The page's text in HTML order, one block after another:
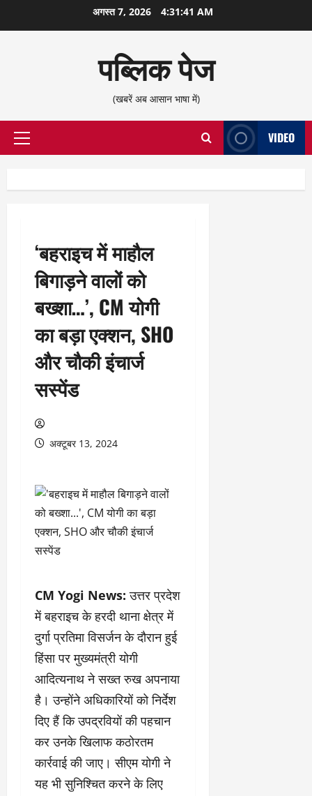
सामग्री
अगस्त 7, 2026 4:31:42 AM
पब्लिक पेज
(खबरें अब आसान भाषा में)
प्राथमिक
VIDEO
‘बहराइच में माहौल
बिगाड़ने वालों को
बख्शा…’, CM योगी
का बड़ा एक्शन, SHO
और चौकी इंचार्ज
सस्पेंड
अक्टूबर 13, 2024
CM Yogi News: उत्तर प्रदेश
में बहराइच के हरदी थाना क्षेत्र में
दुर्गा प्रतिमा विसर्जन के दौरान हुई
हिंसा पर मुख्यमंत्री योगी
आदित्यनाथ ने सख्त रुख अपनाया
है। उन्होंने अधिकारियों को निर्देश
दिए हैं कि उपद्रवियों की पहचान
कर उनके खिलाफ कठोरतम
कार्रवाई की जाए। सीएम योगी ने
यह भी सुनिश्चित करने के लिए